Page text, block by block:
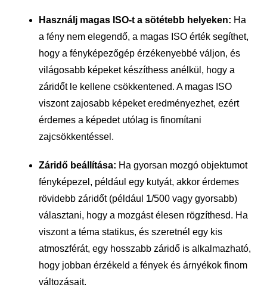
Használj magas ISO-t a sötétebb helyeken: Ha
a fény nem elegendő, a magas ISO érték segíthet,
hogy a fényképezőgép érzékenyebbé váljon, és
világosabb képeket készíthess anélkül, hogy a
záridőt le kellene csökkentened. A magas ISO
viszont zajosabb képeket eredményezhet, ezért
érdemes a képedet utólag is finomítani
zajcsökkentéssel.
Záridő beállítása: Ha gyorsan mozgó objektumot
fényképezel, például egy kutyát, akkor érdemes
rövidebb záridőt (például 1/500 vagy gyorsabb)
választani, hogy a mozgást élesen rögzíthesd. Ha
viszont a téma statikus, és szeretnél egy kis
atmoszférát, egy hosszabb záridő is alkalmazható,
hogy jobban érzékeld a fények és árnyékok finom
változásait.